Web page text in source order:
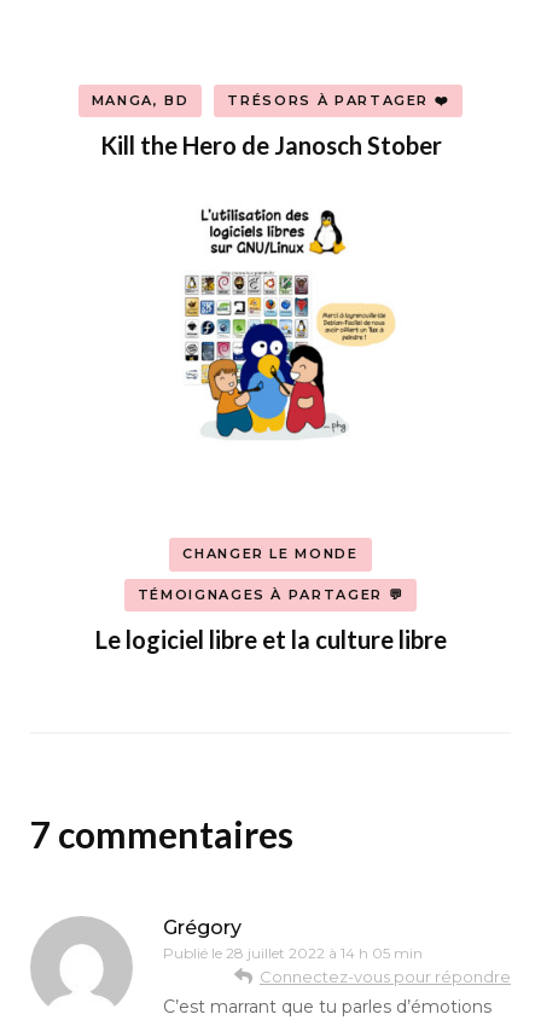
MANGA, BD TRÉSORS À PARTAGER ❤️
Kill the Hero de Janosch Stober
CHANGER LE MONDE
TÉMOIGNAGES À PARTAGER 💬
Le logiciel libre et la culture libre
7 commentaires
Grégory
Publié le 28 juillet 2022 à 14 h 05 min
Connectez-vous pour répondre
C’est marrant que tu parles d’émotions